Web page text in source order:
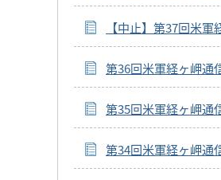
【中止】第37回米
第36回米軍経ヶ岬通
第35回米軍経ヶ岬通
第34回米軍経ヶ岬通